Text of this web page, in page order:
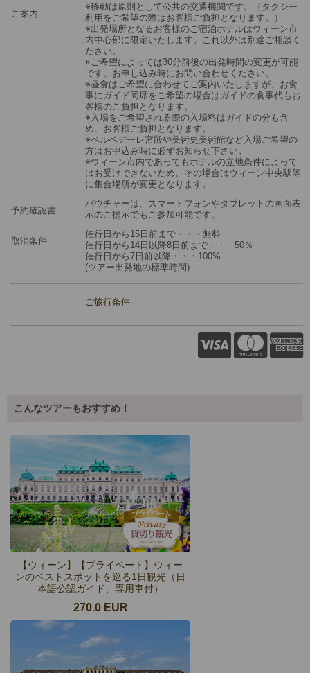
ご案内
※移動は原則として公共の交通機関です。（タクシー
利用をご希望の際はお客様ご負担となります。）
※出発場所となるお客様のご宿泊ホテルはウィーン市
内中心部に限定いたします。これ以外は別途ご相談く
ださい。
※ご希望によっては30分前後の出発時間の変更が可能
です。お申し込み時にお問い合わせください。
※昼食はご希望に合わせてご案内いたしますが、お食
事にガイド同席をご希望の場合はガイドの食事代もお
客様のご負担となります。
※入場をご希望される際の入場料はガイドの分も含
め、お客様ご負担となります。
※ベルベデーレ宮殿や美術史美術館など入場ご希望の
方はお申込み時に必ずお知らせ下さい。
※ウィーン市内であってもホテルの立地条件によって
はお受けできないため、その場合はウィーン中央駅等
に集合場所が変更となります。
予約確認書
バウチャーは、スマートフォンやタブレットの画面表
示のご提示でもご参加可能です。
取消条件
催行日から15日前まで・・・無料
催行日から14日以降8日前まで・・・50％
催行日から7日前以降・・・100%
(ツアー出発地の標準時間)
ご旅行条件
こんなツアーもおすすめ！
【ウィーン】【プライベート】ウィー
ンのベストスポットを巡る1日観光（日
本語公認ガイド、専用車付）
270.0 EUR